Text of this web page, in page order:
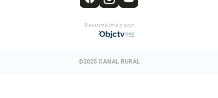
Desenvolvido por:
©2025 CANAL RURAL